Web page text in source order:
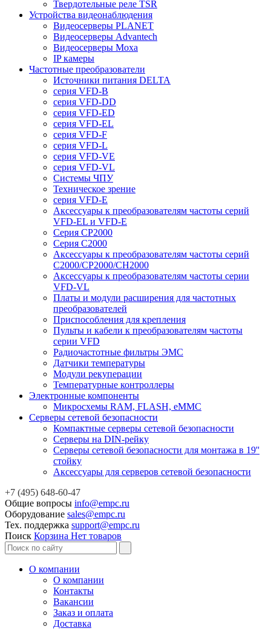
Твердотельные реле TSR
Устройства видеонаблюдения
Видеосерверы PLANET
Видеосерверы Advantech
Видеосерверы Moxa
IP камеры
Частотные преобразователи
Источники питания DELTA
серия VFD-B
серия VFD-DD
серия VFD-ED
серия VFD-EL
серия VFD-F
серия VFD-L
серия VFD-VE
серия VFD-VL
Системы ЧПУ
Техническое зрение
серия VFD-E
Аксессуары к преобразователям частоты серий
VFD-EL и VFD-E
Серия CP2000
Серия C2000
Аксессуары к преобразователям частоты серий
С2000/CP2000/CH2000
Аксессуары к преобразователям частоты серии
VFD-VL
Платы и модули расширения для частотных
преобразователей
Приспособления для крепления
Пульты и кабели к преобразователям частоты
серии VFD
Радиочастотные фильтры ЭМС
Датчики температуры
Модули рекуперации
Температурные контроллеры
Электронные компоненты
Микросхемы RAM, FLASH, eMMC
Серверы сетевой безопасности
Компактные серверы сетевой безопасности
Серверы на DIN-рейку
Серверы сетевой безопасности для монтажа в 19''
стойку
Аксессуары для серверов сетевой безопасности
+7 (495) 648-60-47
Общие вопросы info@empc.ru
Оборудование sales@empc.ru
Тех. поддержка support@empc.ru
Поиск Корзина Нет товаров
О компании
О компании
Контакты
Вакансии
Заказ и оплата
Доставка